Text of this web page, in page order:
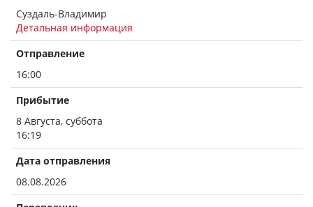
Суздаль-Владимир
Детальная информация
Отправление
16:00
Прибытие
8 Августа, суббота
16:19
Дата отправления
08.08.2026